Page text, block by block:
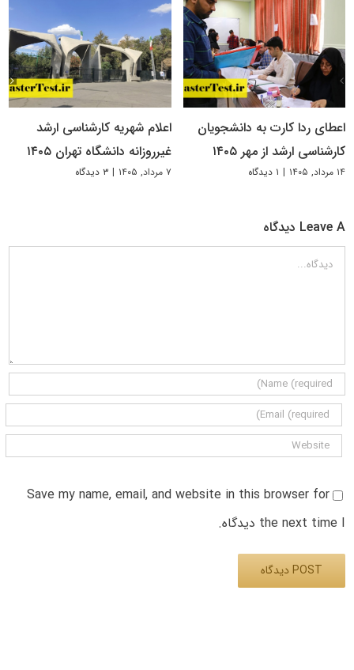
اعطای ردا کارت به دانشجویان
کارشناسی ارشد از مهر ۱۴۰۵
۱۴ مرداد, ۱۴۰۵ | ۱ دیدگاه
اعلام شهریه کارشناسی ارشد
غیرروزانه دانشگاه تهران ۱۴۰۵
۷ مرداد, ۱۴۰۵ | ۳ دیدگاه
Leave A دیدگاه
دیدگاه
Save my name, email, and website in this browser for
the next time I دیدگاه.